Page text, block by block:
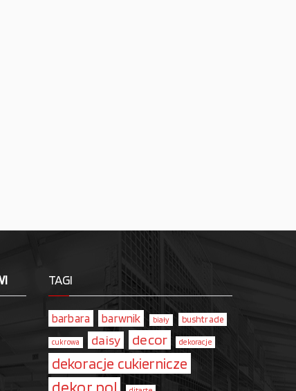
TAGI
barbara barwnik biały bushtrade
cukrowa daisy decor dekoracje
dekoracje cukiernicze